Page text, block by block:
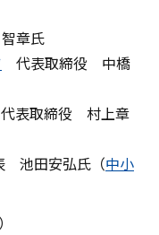
章氏
代表取締役 中橋
表取締役 村上章
池田安弘氏（中小